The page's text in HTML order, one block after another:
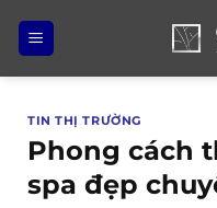
qua
nội
TIN THỊ TRƯỜNG
Phong cách
spa đẹp